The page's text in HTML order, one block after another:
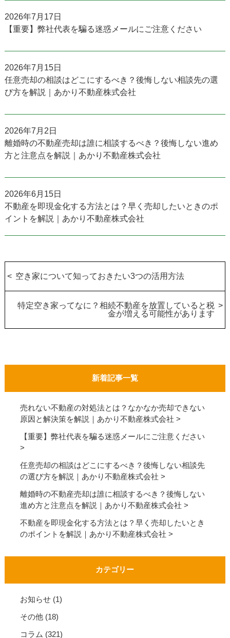
2026年7月17日
【重要】弊社代表を騙る迷惑メールにご注意ください
2026年7月15日
任意売却の相談はどこにするべき？後悔しない相談先の選
び方を解説｜あかり不動産株式会社
2026年7月2日
離婚時の不動産売却は誰に相談するべき？後悔しない進め
方と注意点を解説｜あかり不動産株式会社
2026年6月15日
不動産を即現金化する方法とは？早く売却したいときのポ
イントを解説｜あかり不動産株式会社
空き家について知っておきたい3つの活用方法
特定空き家ってなに？相続不動産を放置していると税
金が増える可能性があります
新着記事一覧
売れない不動産の対処法とは？なかなか売却できない
原因と解決策を解説｜あかり不動産株式会社
【重要】弊社代表を騙る迷惑メールにご注意ください
任意売却の相談はどこにするべき？後悔しない相談先
の選び方を解説｜あかり不動産株式会社
離婚時の不動産売却は誰に相談するべき？後悔しない
進め方と注意点を解説｜あかり不動産株式会社
不動産を即現金化する方法とは？早く売却したいとき
のポイントを解説｜あかり不動産株式会社
カテゴリー
お知らせ(1)
その他(18)
コラム (321)